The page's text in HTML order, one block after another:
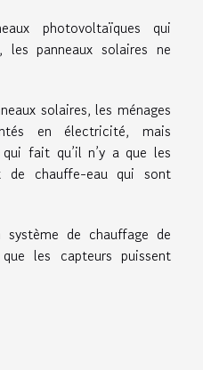
photovoltaïques qui
les panneaux solaires ne
solaires, les ménages
en électricité, mais
fait qu’il n’y a que les
de chauffe-eau qui sont
système de chauffage de
les capteurs puissent